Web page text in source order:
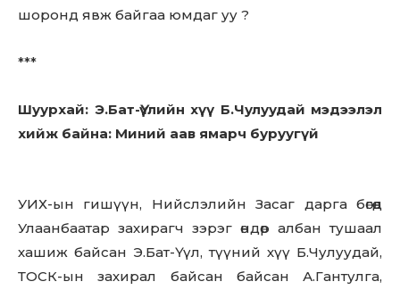
шopoнд явж байгаа юмдаг уу ?
***
Шуурхай: Э.Бат-Үүлийн хүү Б.Чулуудай мэдээлэл
хийж байна: Миний аав ямарч буруугүй
УИХ-ын гишүүн, Нийслэлийн Засаг дарга бөгөөд
Улаанбаатар захирагч зэрэг өндөр албан тушаал
хашиж байсан Э.Бат-Үүл, түүний хүү Б.Чулуудай,
ТОСК-ын захирал байсан байсан А.Гантулга,